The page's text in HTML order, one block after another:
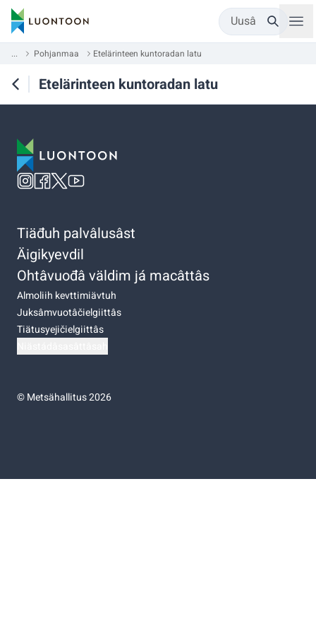
Uusâ
... Pohjanmaa Etelärinteen kuntoradan latu
Etelärinteen kuntoradan latu
Tiäđuh palvâlusâst
Äigikyevdil
Ohtâvuođâ väldim já macâttâs
Almoliih kevttimiävtuh
Juksâmvuotâčielgiittâs
Tiätusyejičielgiittâs
©Metsähallitus 2026